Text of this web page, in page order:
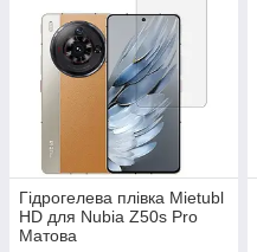
Гідрогелева плівка Mietubl
HD для Nubia Z50s Pro
Матова